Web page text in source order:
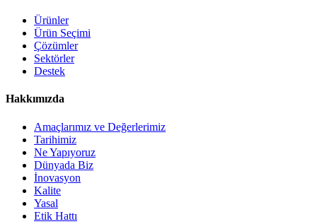
Ürünler
Ürün Seçimi
Çözümler
Sektörler
Destek
Hakkımızda
Amaçlarımız ve Değerlerimiz
Tarihimiz
Ne Yapıyoruz
Dünyada Biz
İnovasyon
Kalite
Yasal
Etik Hattı